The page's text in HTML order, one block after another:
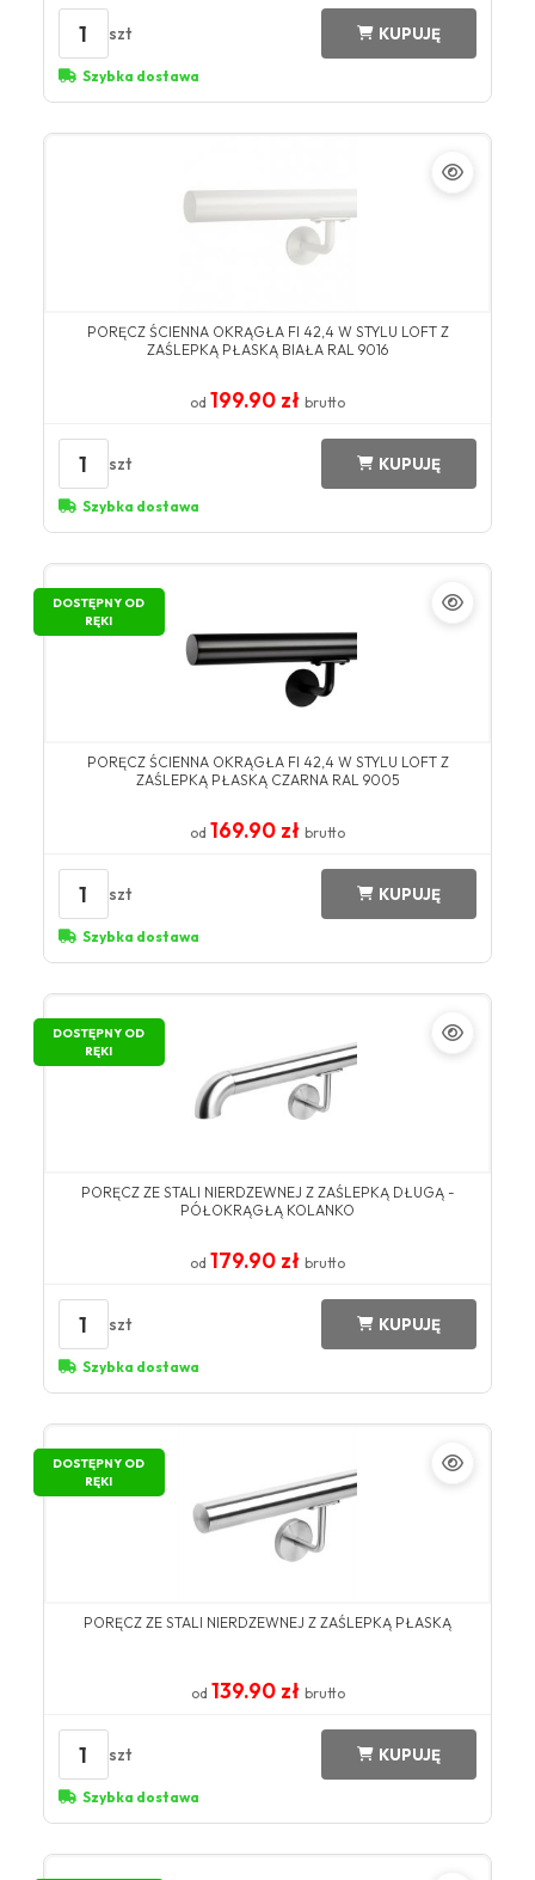
1 szt KUPUJĘ
Szybka dostawa
​PORĘCZ ŚCIENNA OKRĄGŁA FI 42,4 W STYLU LOFT Z
ZAŚLEPKĄ PŁASKĄ BIAŁA ​RAL 9016​
od 199.90 zł brutto
1 szt KUPUJĘ
Szybka dostawa
DOSTĘPNY OD
RĘKI
PORĘCZ ŚCIENNA OKRĄGŁA FI 42,4 W STYLU LOFT Z
ZAŚLEPKĄ PŁASKĄ CZARNA RAL 9005
od 169.90 zł brutto
1 szt KUPUJĘ
Szybka dostawa
DOSTĘPNY OD
RĘKI
PORĘCZ ZE STALI NIERDZEWNEJ Z ZAŚLEPKĄ DŁUGĄ -
PÓŁOKRĄGŁĄ KOLANKO
od 179.90 zł brutto
1 szt KUPUJĘ
Szybka dostawa
DOSTĘPNY OD
RĘKI
PORĘCZ ZE STALI NIERDZEWNEJ Z ZAŚLEPKĄ PŁASKĄ
od 139.90 zł brutto
1 szt KUPUJĘ
Szybka dostawa